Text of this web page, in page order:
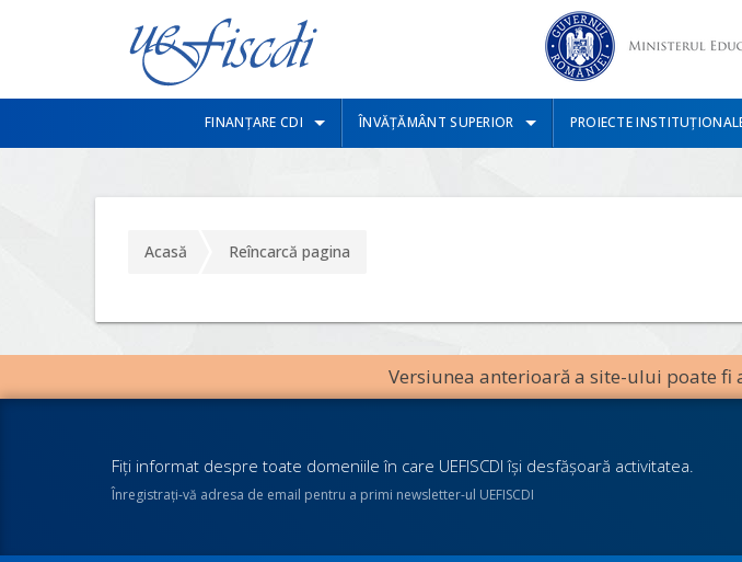
FINANȚARE CDI ÎNVĂȚĂMÂNT SUPERIOR PROIECTE
Acasă Reîncarcă pagina
Versiunea anterioară a site-ului poate fi
Fiţi informat despre toate domeniile în care UEFISCDI îşi desfăşoară activitatea.
Înregistraţi-vă adresa de email pentru a primi newsletter-ul UEFISCDI